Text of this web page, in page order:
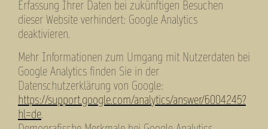
Erfassung Ihrer Daten bei zukünftigen Besuchen
dieser Website verhindert: Google Analytics
deaktivieren.
Mehr Informationen zum Umgang mit Nutzerdaten bei
Google Analytics finden Sie in der
Datenschutzerklärung von Google:
https://support.google.com/analytics/answer/6004245?
hl=de.